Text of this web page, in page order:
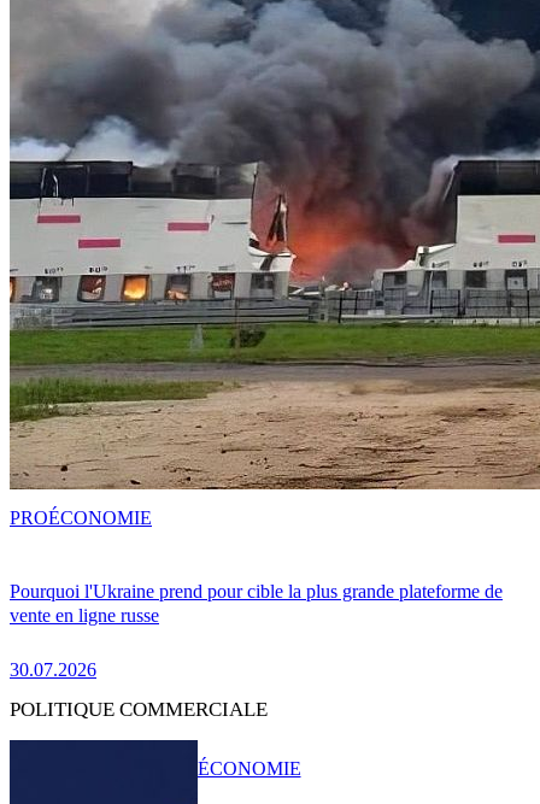
Pourquoi l'Ukraine prend pour cible la plus grande plateforme de
vente en ligne russe
30.07.2026
PROÉCONOMIE
POLITIQUE COMMERCIALE
ÉCONOMIE